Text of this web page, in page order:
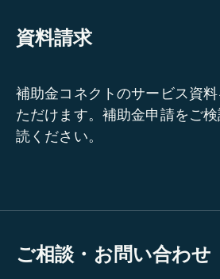
資料請求
補助金コネクトのサービス資
ただけます。補助金申請をご
読ください。
ご相談・お問い合わせ